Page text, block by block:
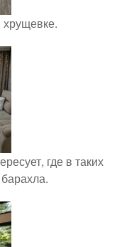
где в таких